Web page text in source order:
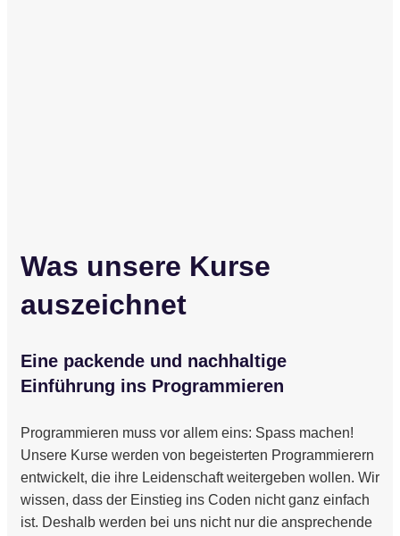
Was unsere Kurse
auszeichnet
Eine packende und nachhaltige
Einführung ins Programmieren
Programmieren muss vor allem eins: Spass machen!
Unsere Kurse werden von begeisterten Programmierern
entwickelt, die ihre Leidenschaft weitergeben wollen. Wir
wissen, dass der Einstieg ins Coden nicht ganz einfach
ist. Deshalb werden bei uns nicht nur die ansprechende